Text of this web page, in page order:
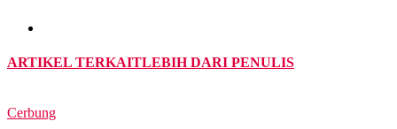
ARTIKEL TERKAITLEBIH DARI PENULIS
Cerbung